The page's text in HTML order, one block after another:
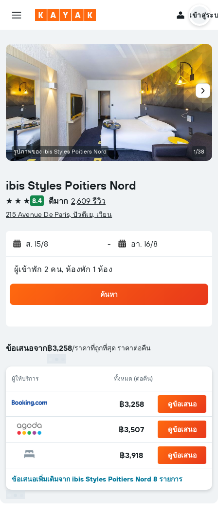
เข้าสู่ระ
ibis Styles Poitiers Nord
3 ดาว 8.4 ดีมาก 2,609 รีวิว
215 Avenue De Paris, ปัวตีเย, เวียน
ส. 15/8 - อา. 16/8
ผู้เข้าพัก 2 คน, ห้องพัก 1 ห้อง
ค้นหา
ข้อเสนอจาก฿3,258/ราคาที่ถูกที่สุด ราคาต่อคืน
ผู้ให้บริการ ทั้งหมด (ต่อคืน)
฿3,258 ดูข้อเสนอ
฿3,507 ดูข้อเสนอ
฿3,918 ดูข้อเสนอ
ข้อเสนอเพิ่มเติมจาก ibis Styles Poitiers Nord 8 รายการ
รูปภาพของ ibis Styles Poitiers Nord 1/38